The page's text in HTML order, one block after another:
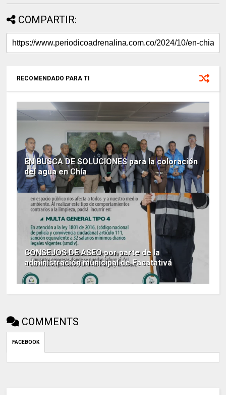
COMPARTIR:
RECOMENDADO PARA TI
EN BUSCA DE SOLUCIONES para la coloración
del agua en Chía
CONSEJOS DE ASEO por parte de la
administración municipal de Facatativá
COMMENTS
FACEBOOK